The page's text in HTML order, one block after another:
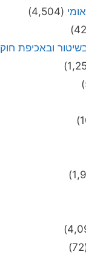
(4,504)
ובאכיפת חוק